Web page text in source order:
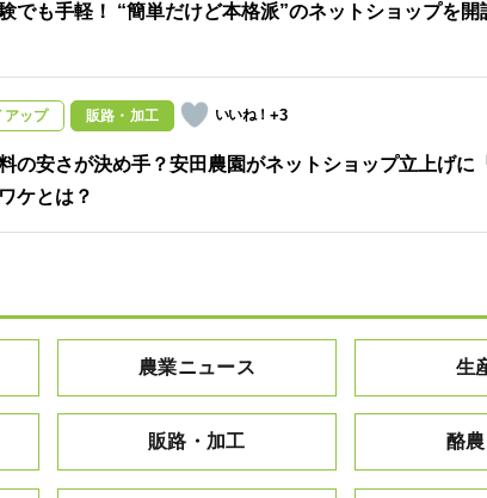
でも手軽！ “簡単だけど本格派”のネットショップを開
アップ 販路・加工 +3
の安さが決め手？安田農園がネットショップ立上げに
ケとは？
農業ニュース 生
販路・加工 酪